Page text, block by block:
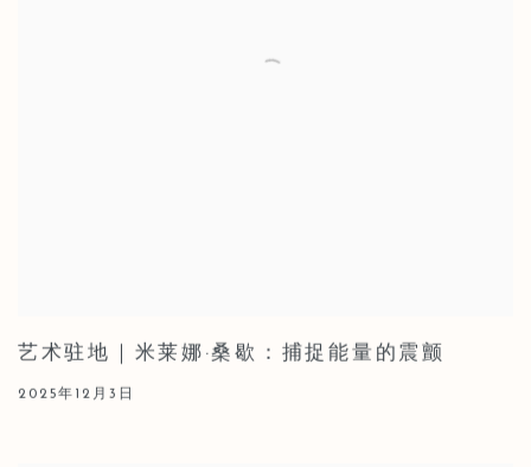
艺术驻地｜米莱娜·桑歇：捕捉能量的震颤
2025年12月3日